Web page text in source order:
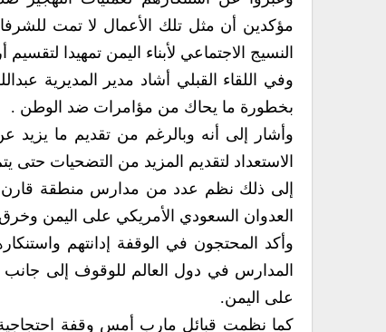
مؤكدين أن مثل تلك الأعمال لا تمت
النسيج الاجتماعي لأبناء اليمن تمهيدا
وفي اللقاء القبلي أشاد مدير المديرية
بخطورة ما يحاك من مؤامرات ضد الوطن .
الاستعداد لتقديم المزيد من التضحيات حتى
إلى ذلك نظم عدد من مدارس منطقة قارن
العدوان السعودي الأمريكي على اليمن
وأكد المحتجون في الوقفة إدانتهم
المدارس في دول العالم للوقوف إلى
على اليمن.
كما نظمت قبائل مارب أمس وقفة احتجاجية